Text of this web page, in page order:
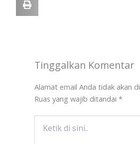
Tinggalkan Komentar
Alamat email Anda tidak akan
Ruas yang wajib ditandai *